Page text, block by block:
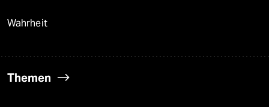
Wahrheit
Themen